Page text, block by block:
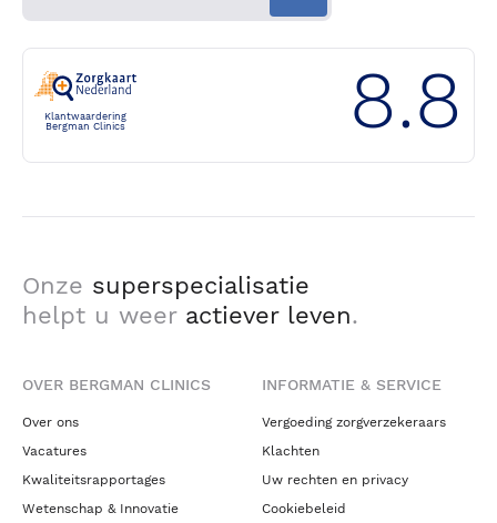
Klantwaardering
Bergman Clinics
8.8
Onze superspecialisatie
helpt u weer actiever leven.
OVER BERGMAN CLINICS
Over ons
Vacatures
Kwaliteitsrapportages
Wetenschap & Innovatie
INFORMATIE & SERVICE
Vergoeding zorgverzekeraars
Klachten
Uw rechten en privacy
Cookiebeleid